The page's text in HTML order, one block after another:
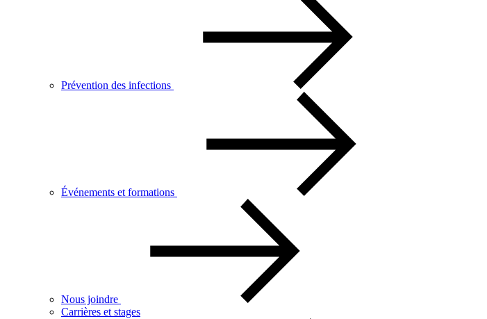
Prévention des infections
Événements et formations
Nous joindre
Carrières et stages